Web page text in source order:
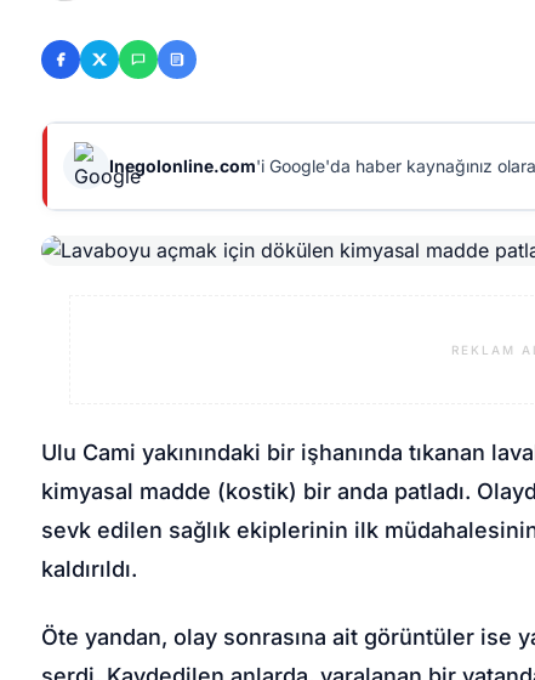
Inegolonline.com'i Google'da haber kaynağınız
REKLAM
Ulu Cami yakınındaki bir işhanında tıkanan
kimyasal madde (kostik) bir anda patladı.
sevk edilen sağlık ekiplerinin ilk
kaldırıldı.
Öte yandan, olay sonrasına ait görüntüler ise